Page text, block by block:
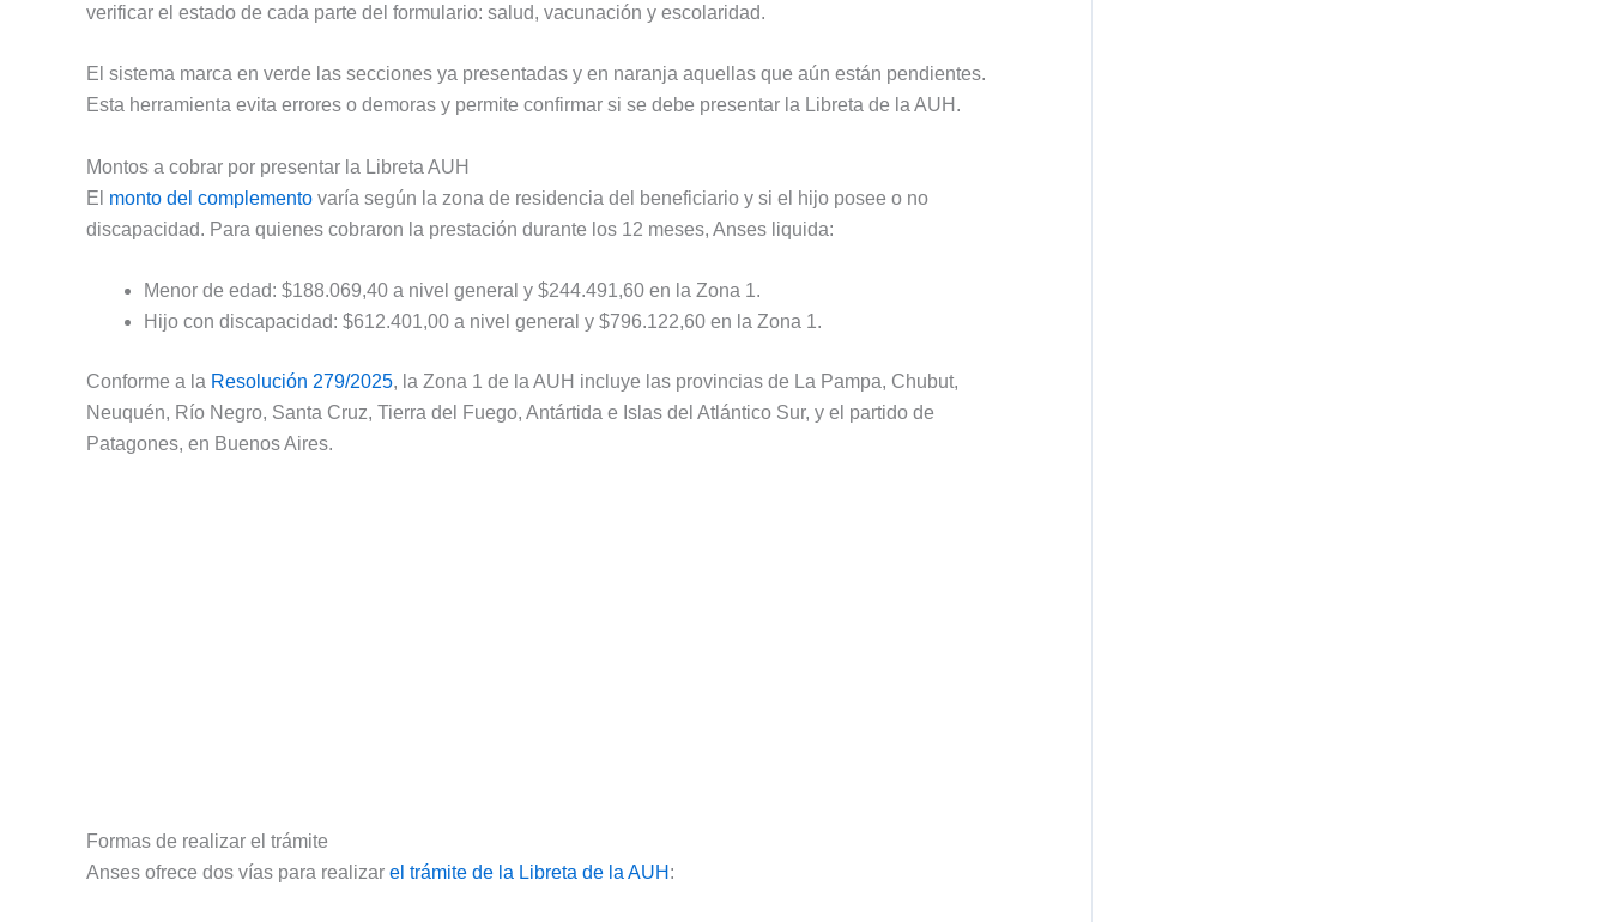
verificar el estado de cada parte del formulario: salud, vacunación y escolaridad.
El sistema marca en verde las secciones ya presentadas y en naranja aquellas que aún están pendientes.
Esta herramienta evita errores o demoras y permite confirmar si se debe presentar la Libreta de la AUH.
Montos a cobrar por presentar la Libreta AUH
El monto del complemento varía según la zona de residencia del beneficiario y si el hijo posee o no
discapacidad. Para quienes cobraron la prestación durante los 12 meses, Anses liquida:
Menor de edad: $188.069,40 a nivel general y $244.491,60 en la Zona 1.
Hijo con discapacidad: $612.401,00 a nivel general y $796.122,60 en la Zona 1.
Conforme a la Resolución 279/2025, la Zona 1 de la AUH incluye las provincias de La Pampa, Chubut,
Neuquén, Río Negro, Santa Cruz, Tierra del Fuego, Antártida e Islas del Atlántico Sur, y el partido de
Patagones, en Buenos Aires.
Formas de realizar el trámite
Anses ofrece dos vías para realizar el trámite de la Libreta de la AUH :